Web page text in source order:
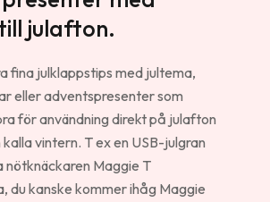
julafton.
fina julklappstips med jultema,
eller adventspresenter som
för användning direkt på julafton
vintern. T ex en USB-julgran
nötknäckaren Maggie T
du kanske kommer ihåg Maggie